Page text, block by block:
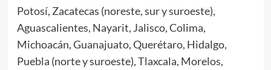
Potosí, Zacatecas (noreste, sur y suroeste),
Aguascalientes, Nayarit, Jalisco, Colima,
Michoacán, Guanajuato, Querétaro, Hidalgo,
Puebla (norte y suroeste), Tlaxcala, Morelos,